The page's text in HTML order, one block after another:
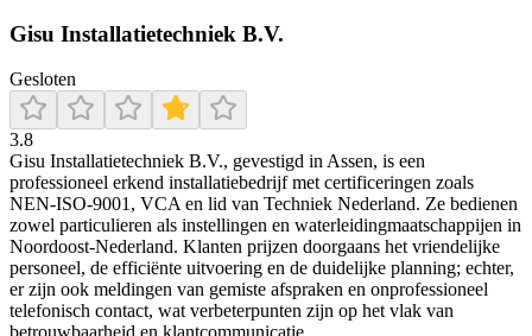
Gisu Installatietechniek B.V.
Gesloten
3.8
Gisu Installatietechniek B.V., gevestigd in Assen, is een
professioneel erkend installatiebedrijf met certificeringen zoals
NEN‑ISO‑9001, VCA en lid van Techniek Nederland. Ze bedienen
zowel particulieren als instellingen en waterleidingmaatschappijen in
Noordoost-Nederland. Klanten prijzen doorgaans het vriendelijke
personeel, de efficiënte uitvoering en de duidelijke planning; echter,
er zijn ook meldingen van gemiste afspraken en onprofessioneel
telefonisch contact, wat verbeterpunten zijn op het vlak van